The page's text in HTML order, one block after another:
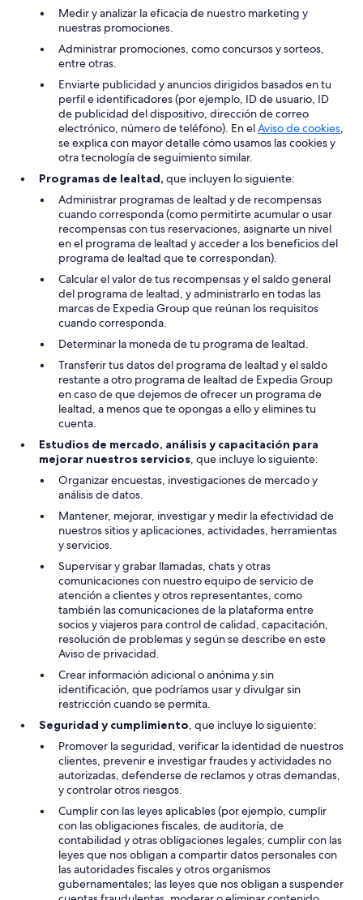
Medir y analizar la eficacia de nuestro marketing y
nuestras promociones.
Administrar promociones, como concursos y sorteos,
entre otras.
Enviarte publicidad y anuncios dirigidos basados en tu
perfil e identificadores (por ejemplo, ID de usuario, ID
de publicidad del dispositivo, dirección de correo
electrónico, número de teléfono). En elAviso de cookies,
se explica con mayor detalle cómo usamos las cookies y
otra tecnología de seguimiento similar.
Programas de lealtad, que incluyen lo siguiente:
Administrar programas de lealtad y de recompensas
cuando corresponda (como permitirte acumular o usar
recompensas con tus reservaciones, asignarte un nivel
en el programa de lealtad y acceder a los beneficios del
programa de lealtad que te correspondan).
Calcular el valor de tus recompensas y el saldo general
del programa de lealtad, y administrarlo en todas las
marcas de Expedia Group que reúnan los requisitos
cuando corresponda.
Determinar la moneda de tu programa de lealtad.
Transferir tus datos del programa de lealtad y el saldo
restante a otro programa de lealtad de Expedia Group
en caso de que dejemos de ofrecer un programa de
lealtad, a menos que te opongas a ello y elimines tu
cuenta.
Estudios de mercado, análisis y capacitación para
mejorar nuestros servicios, que incluye lo siguiente:
Organizar encuestas, investigaciones de mercado y
análisis de datos.
Mantener, mejorar, investigar y medir la efectividad de
nuestros sitios y aplicaciones, actividades, herramientas
y servicios.
Supervisar y grabar llamadas, chats y otras
comunicaciones con nuestro equipo de servicio de
atención a clientes y otros representantes, como
también las comunicaciones de la plataforma entre
socios y viajeros para control de calidad, capacitación,
resolución de problemas y según se describe en este
Aviso de privacidad.
Crear información adicional o anónima y sin
identificación, que podríamos usar y divulgar sin
restricción cuando se permita.
Seguridad y cumplimiento, que incluye lo siguiente:
Promover la seguridad, verificar la identidad de nuestros
clientes, prevenir e investigar fraudes y actividades no
autorizadas, defenderse de reclamos y otras demandas,
y controlar otros riesgos.
Cumplir con las leyes aplicables (por ejemplo, cumplir
con las obligaciones fiscales, de auditoría, de
contabilidad y otras obligaciones legales; cumplir con las
leyes que nos obligan a compartir datos personales con
las autoridades fiscales y otros organismos
gubernamentales; las leyes que nos obligan a suspender